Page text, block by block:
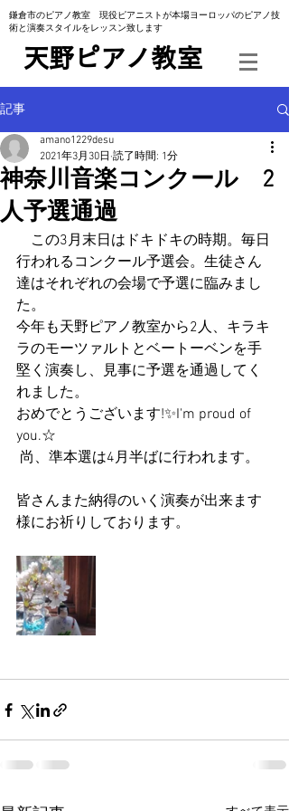
​鎌倉市のピアノ教室 現役ピアニストが本場ヨーロッパのピアノ技
術と演奏スタイルをレッスン致します
​天野ピアノ教室
記事
神奈川音楽コンクール 2
人予選通過
amano1229desu
2021年3月30日 読了時間: 1分
この3月末日はドキドキの時期。毎日
行われるコンクール予選会。生徒さん
達はそれぞれの会場で予選に臨みまし
た。
今年も天野ピアノ教室から2人、キラキ
ラのモーツァルトとベートーベンを手
堅く演奏し、見事に予選を通過してく
れました。
おめでとうございます!✨I'm proud of
you.☆
尚、準本選は4月半ばに行われます。
皆さんまた納得のいく演奏が出来ます
様にお祈りしております。